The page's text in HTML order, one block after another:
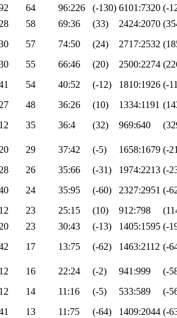
64 96:226 (-130) 6101:7320 (-
28 58 69:36 (33) 2424:2070
57 74:50 (24) 2717:2532
55 66:46 (20) 2500:2274
54 40:52 (-12) 1810:1926 (-
27 48 36:26 (10) 1334:1191
12 35 36:4 (32) 969:640
20 29 37:42 (-5) 1658:1679 (-
28 26 35:66 (-31) 1974:2213 (-
24 35:95 (-60) 2327:2951 (-
12 23 25:15 (10) 912:798
20 23 30:43 (-13) 1405:1595 (-
17 13:75 (-62) 1463:2112 (-
12 16 22:24 (-2) 941:999 (-
12 14 11:16 (-5) 533:589 (-
13 11:75 (-64) 1409:2044 (-